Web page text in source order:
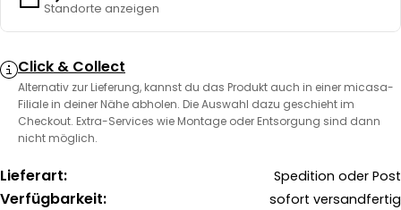
Standorte anzeigen
Click & Collect
Alternativ zur Lieferung, kannst du das Produkt auch in einer micasa-
Filiale in deiner Nähe abholen. Die Auswahl dazu geschieht im
Checkout. Extra-Services wie Montage oder Entsorgung sind dann
nicht möglich.
Lieferart: Spedition oder Post
Verfügbarkeit: sofort versandfertig